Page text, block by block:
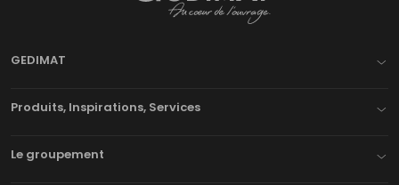
GEDIMAT
Produits, Inspirations, Services
Le groupement